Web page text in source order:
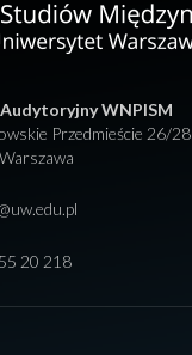
WNPISM
Przedmieście 26/28
20 218